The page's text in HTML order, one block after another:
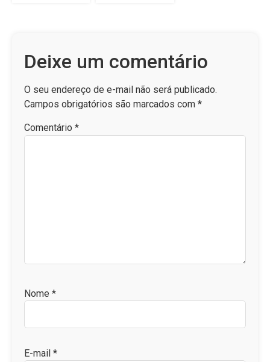
Deixe um comentário
O seu endereço de e-mail não será publicado.
Campos obrigatórios são marcados com *
Comentário *
Nome *
E-mail *